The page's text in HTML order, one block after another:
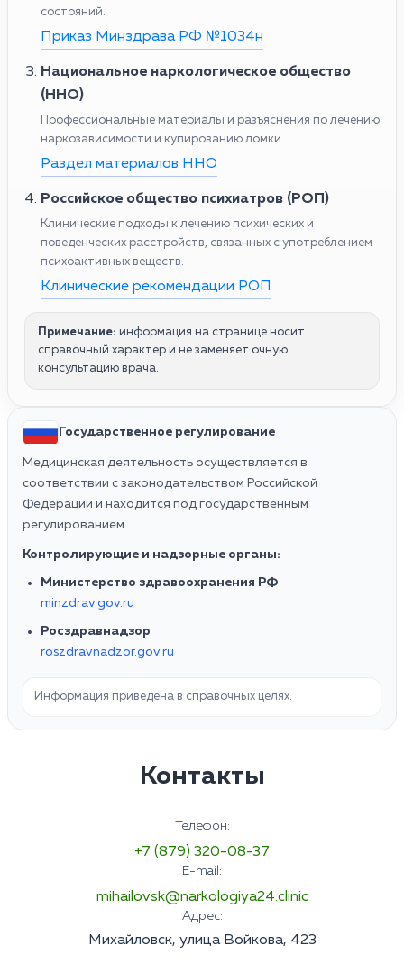
состояний.
Приказ Минздрава РФ №1034н
Национальное наркологическое общество
(ННО)
Профессиональные материалы и разъяснения по лечению
наркозависимости и купированию ломки.
Раздел материалов ННО
Российское общество психиатров (РОП)
Клинические подходы к лечению психических и
поведенческих расстройств, связанных с употреблением
психоактивных веществ.
Клинические рекомендации РОП
Примечание: информация на странице носит
справочный характер и не заменяет очную
консультацию врача.
Государственное регулирование
Медицинская деятельность осуществляется в
соответствии с законодательством Российской
Федерации и находится под государственным
регулированием.
Контролирующие и надзорные органы:
Министерство здравоохранения РФ
minzdrav.gov.ru
Росздравнадзор
roszdravnadzor.gov.ru
Информация приведена в справочных целях.
Контакты
Телефон:
+7 (879) 320-08-37
E-mail:
mihailovsk@narkologiya24.clinic
Адрес:
Михайловск, улица Войкова, 423